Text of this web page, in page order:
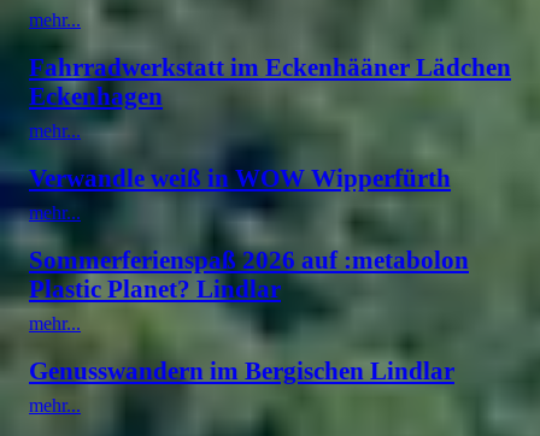
mehr...
Fahrradwerkstatt im Eckenhääner Lädchen
Eckenhagen
mehr...
Verwandle weiß in WOW Wipperfürth
mehr...
Sommerferienspaß 2026 auf :metabolon
Plastic Planet? Lindlar
mehr...
Genusswandern im Bergischen Lindlar
mehr...